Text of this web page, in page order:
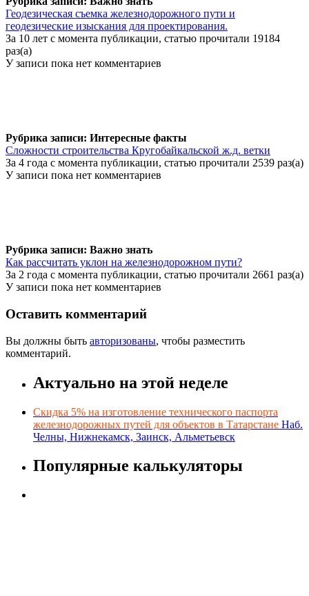
Геодезическая съемка железнодорожного пути и
геодезические изыскания для проектирования.
За 10 лет с момента публикации, статью прочитали 19184
раз(а)
У записи пока нет комментариев
Рубрика записи: Интересные факты
Сложности строительства Кругобайкальской ж.д. ветки
За 4 года с момента публикации, статью прочитали 2539 раз(а)
У записи пока нет комментариев
Рубрика записи: Важно знать
Как рассчитать уклон на железнодорожном пути?
За 2 года с момента публикации, статью прочитали 2661 раз(а)
У записи пока нет комментариев
Оставить комментарий
Вы должны быть авторизованы, чтобы разместить
комментарий.
Актуально на этой неделе
Скидка 5% на изготовление технического паспорта
железнодорожных путей для объектов в Татарстане Наб.
Челны, Нижнекамск, Заинск, Альметьевск
Популярные калькуляторы